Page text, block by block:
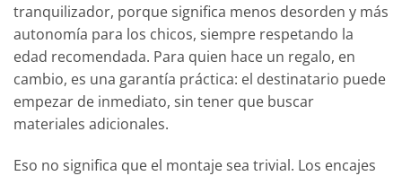
tranquilizador, porque significa menos desorden y más
autonomía para los chicos, siempre respetando la
edad recomendada. Para quien hace un regalo, en
cambio, es una garantía práctica: el destinatario puede
empezar de inmediato, sin tener que buscar
materiales adicionales.
Eso no significa que el montaje sea trivial. Los encajes